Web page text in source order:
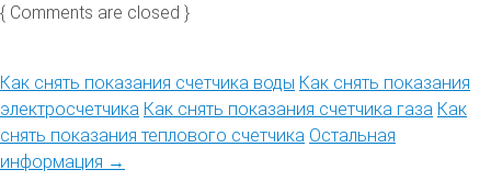
{ Comments are closed }
Как снять показания счетчика воды Как снять показания
электросчетчика Как снять показания счетчика газа Как
снять показания теплового счетчика Остальная
информация →